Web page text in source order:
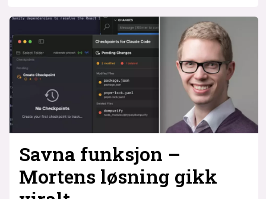
Savna funksjon –
Mortens løsning gikk